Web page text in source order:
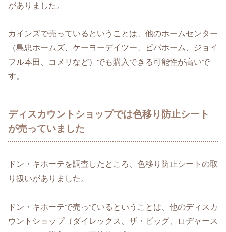
がありました。
カインズで売っているということは、他のホームセンター
（島忠ホームズ、ケーヨーデイツー、ビバホーム、ジョイ
フル本田、コメリなど）でも購入できる可能性が高いで
す。
ディスカウントショップでは色移り防止シート
が売っていました
ドン・キホーテを調査したところ、色移り防止シートの取
り扱いがありました。
ドン・キホーテで売っているということは、他のディスカ
ウントショップ（ダイレックス、ザ・ビッグ、ロヂャース